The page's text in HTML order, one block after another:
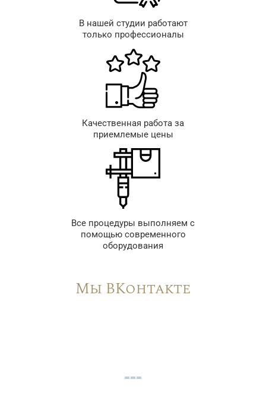
В нашей студии работают
только профессионалы
Качественная работа за
приемлемые цены
Все процедуры выполняем с
помощью современного
оборудования
Мы ВКонтакте